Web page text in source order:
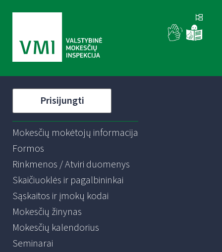
Prisijungti
Mokesčių mokėtojų informacija
Formos
Rinkmenos / Atviri duomenys
Skaičiuoklės ir pagalbininkai
Sąskaitos ir įmokų kodai
Mokesčių žinynas
Mokesčių kalendorius
Seminarai